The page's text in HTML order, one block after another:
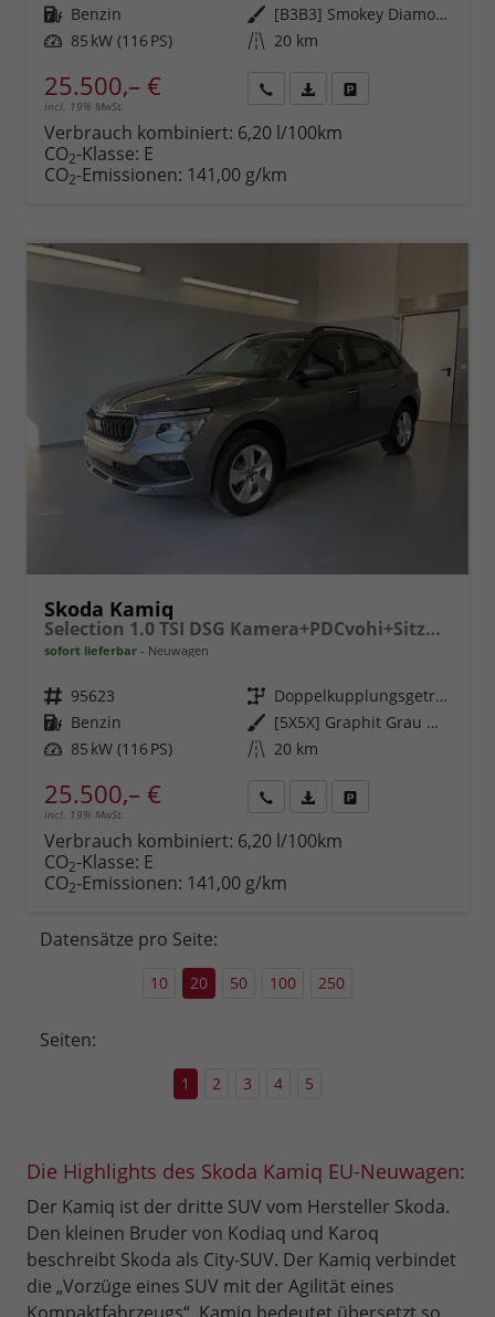
Kraftstoff Benzin Außenfarbe
[B3B3] Smokey Diamond-Silber Metallic
Leistung 85 kW (116 PS) Kilometerstand 20 km
25.500,– €
incl. 19% MwSt.
anfordern
Datei,
Verbrauch kombiniert: 6,20 l/100km
CO2-Klasse: E
CO2-Emissionen: 141,00 g/km
Skoda Kamiq
Selection 1.0 TSI DSG Kamera+PDCvohi+Sitzheizung+AppConnect+Sunset+Alu16
sofort lieferbar Neuwagen
Fahrzeugnr. 95623 Getriebe
Doppelkupplungsgetriebe (DSG)
Kraftstoff Benzin Außenfarbe
[5X5X] Graphit Grau Metallic
Leistung 85 kW (116 PS) Kilometerstand 20 km
25.500,– €
incl. 19% MwSt.
anfordern
Datei,
Verbrauch kombiniert: 6,20 l/100km
CO2-Klasse: E
CO2-Emissionen: 141,00 g/km
Datensätze pro Seite:
10 20 50 100 250
Seiten:
1 2 3 4 5
Die Highlights des Skoda Kamiq EU-Neuwagen:
Der Kamiq ist der dritte SUV vom Hersteller Skoda.
Den kleinen Bruder von Kodiaq und Karoq
beschreibt Skoda als City-SUV. Der Kamiq verbindet
die „Vorzüge eines SUV mit der Agilität eines